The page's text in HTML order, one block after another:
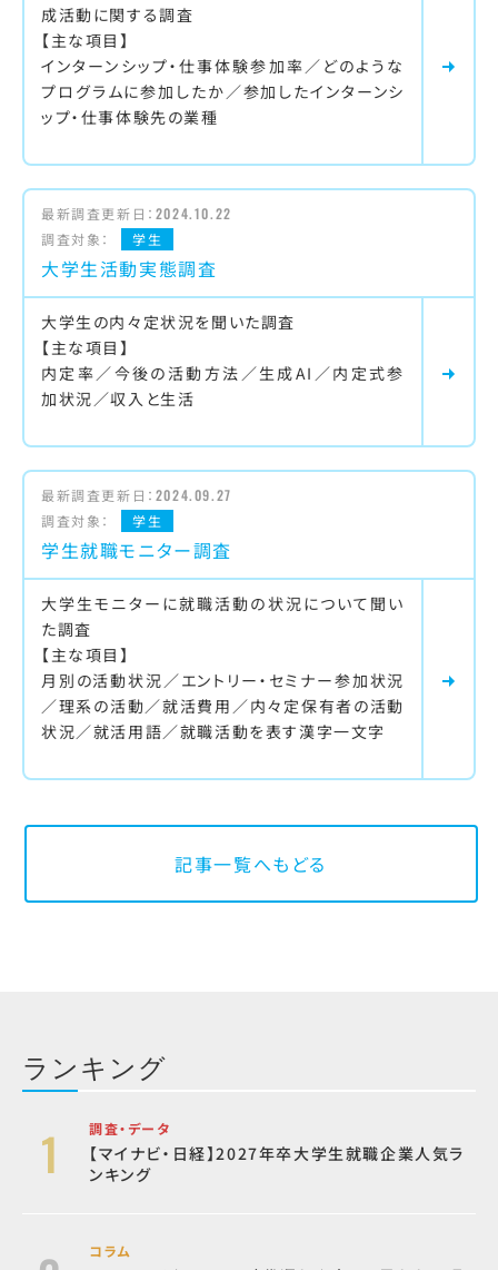
成活動に関する調査
【主な項目】
インターンシップ・仕事体験参加率／どのような
プログラムに参加したか／参加したインターンシ
ップ・仕事体験先の業種
最新調査更新日： 2024.10.22
調査対象：
学生
大学生活動実態調査
大学生の内々定状況を聞いた調査
【主な項目】
内定率／今後の活動方法／生成AI／内定式参
加状況／収入と生活
最新調査更新日： 2024.09.27
調査対象：
学生
学生就職モニター調査
大学生モニターに就職活動の状況について聞い
た調査
【主な項目】
月別の活動状況／エントリー・セミナー参加状況
／理系の活動／就活費用／内々定保有者の活動
状況／就活用語／就職活動を表す漢字一文字
記事一覧へもどる
ランキング
調査・データ
【マイナビ・日経】2027年卒大学生就職企業人気ラ
ンキング
コラム